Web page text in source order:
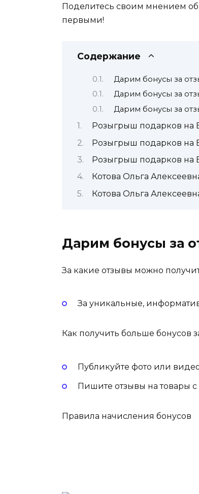
Поделитесь своим мнением
первыми!
Содержание
Дарим бонусы за
Дарим бонусы за
Дарим бонусы за
Розыгрыш подарков на
Розыгрыш подарков на
Розыгрыш подарков на
Котова Ольга
Котова Ольга
Дарим бонусы за
За какие отзывы можно
За уникальные,
Как получить больше бонусов
Публикуйте фото или
Пишите отзывы на товары с
Правила начисления бонусов